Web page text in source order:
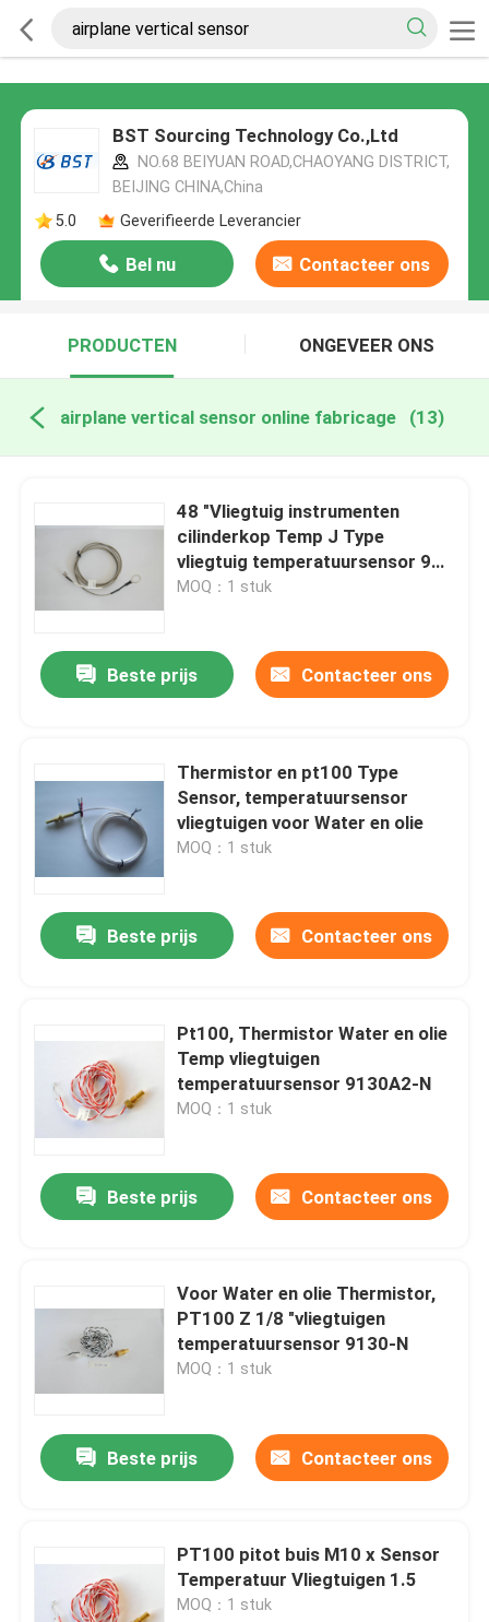
BST Sourcing Technology Co.,Ltd
NO.68 BEIYUAN ROAD,CHAOYANG DISTRICT,
BEIJING CHINA,China
5.0
Geverifieerde Leverancier
Bel nu Contacteer ons
PRODUCTEN ONGEVEER ONS
airplane vertical sensor online fabricage (13)
48 "Vliegtuig instrumenten
cilinderkop Temp J Type
vliegtuig temperatuursensor 913
C
MOQ：1 stuk
Beste prijs Contacteer ons
Thermistor en pt100 Type
Sensor, temperatuursensor
vliegtuigen voor Water en olie
MOQ：1 stuk
Beste prijs Contacteer ons
Pt100, Thermistor Water en olie
Temp vliegtuigen
temperatuursensor 9130A2-N
MOQ：1 stuk
Beste prijs Contacteer ons
Voor Water en olie Thermistor,
PT100 Z 1/8 "vliegtuigen
temperatuursensor 9130-N
MOQ：1 stuk
Beste prijs Contacteer ons
PT100 pitot buis M10 x Sensor
Temperatuur Vliegtuigen 1.5
MOQ：1 stuk